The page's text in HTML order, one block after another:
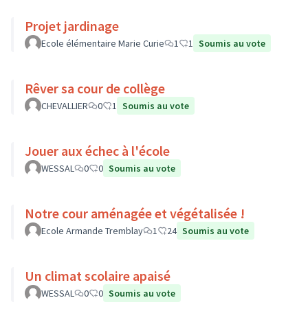
Projet jardinage
Ecole élémentaire Marie Curie 1 1 Soumis au vote
Rêver sa cour de collège
CHEVALLIER 0 1 Soumis au vote
Jouer aux échec à l'école
WESSAL 0 0 Soumis au vote
Notre cour aménagée et végétalisée !
Ecole Armande Tremblay 1 24 Soumis au vote
Un climat scolaire apaisé
WESSAL 0 0 Soumis au vote